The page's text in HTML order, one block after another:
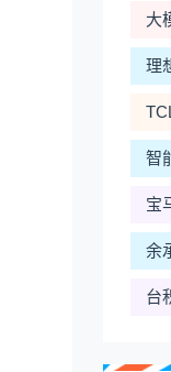
大
理
智
宝
余
台